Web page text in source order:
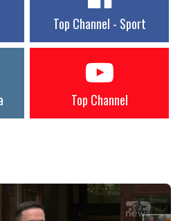
Top Channel - Sport
Top Channel